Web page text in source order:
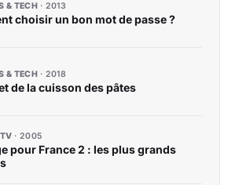
& TECH 2013
choisir un bon mot de passe ?
& TECH 2018
de la cuisson des pâtes
2005
pour France 2 : les plus grands